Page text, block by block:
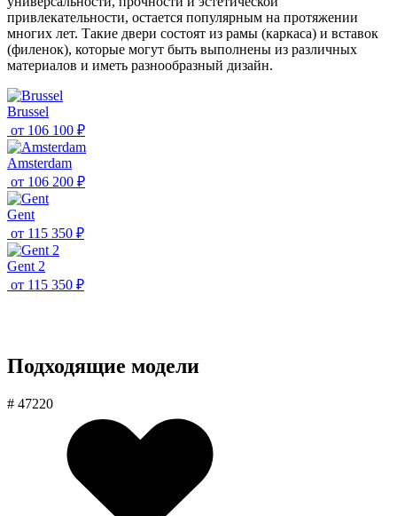
привлекательности, остается популярным на протяжении
многих лет. Такие двери состоят из рамы (каркаса) и вставок
(филенок), которые могут быть выполнены из различных
материалов и иметь разнообразный дизайн.
Brussel
от 106 100 ₽
Amsterdam
от 106 200 ₽
Gent
от 115 350 ₽
Gent 2
от 115 350 ₽
Подходящие модели
# 47220